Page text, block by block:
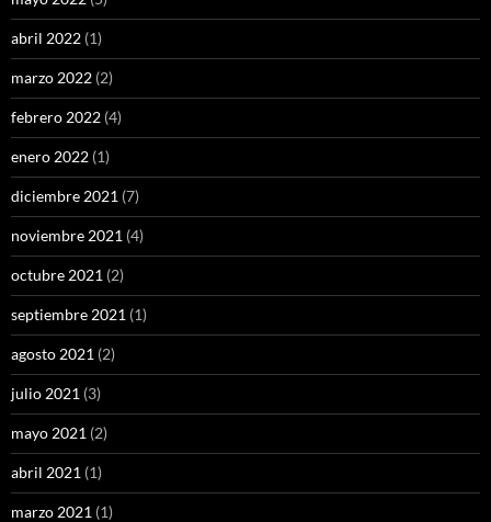
abril 2022 (1)
marzo 2022 (2)
febrero 2022 (4)
enero 2022 (1)
diciembre 2021 (7)
noviembre 2021 (4)
octubre 2021 (2)
septiembre 2021 (1)
agosto 2021 (2)
julio 2021 (3)
mayo 2021 (2)
abril 2021 (1)
marzo 2021 (1)